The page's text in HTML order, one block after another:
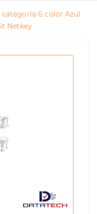
6 color Azul
Netkey